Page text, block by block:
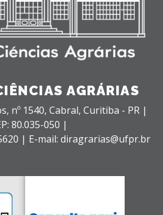
AGRÁRIAS
nº 1540, Cabral, Curitiba - PR |
80.035-050 |
| E-mail: diragrarias@ufpr.br